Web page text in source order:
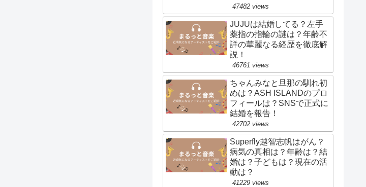
47482 views
JUJUは結婚してる？左手
薬指の指輪の謎は？年齢不
詳の華麗なる経歴を徹底解
説！
46761 views
ちゃんみなと旦那の馴れ初
めは？ASH ISLANDのプロ
フィールは？SNSで正式に
結婚を報告！
42702 views
Superfly越智志帆はがん？
病気の真相は？年齢は？結
婚は？子どもは？現在の活
動は？
41229 views